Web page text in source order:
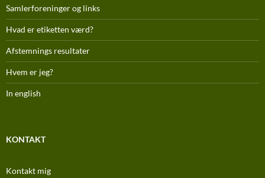
Samlerforeninger og links
Hvad er etiketten værd?
Afstemnings resultater
Hvem er jeg?
In english
KONTAKT
Kontakt mig